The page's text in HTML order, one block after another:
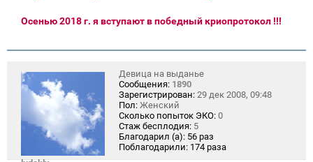
Осенью 2018 г. я вступают в победный криопротокол !!!
Девица на выданье
Сообщения: 1890
Зарегистрирован: 29 дек 2008, 09:48
Пол: Женский
Сколько попыток ЭКО: 0
Стаж бесплодия: 5
Благодарил (а): 56 раз
Поблагодарили: 174 раза